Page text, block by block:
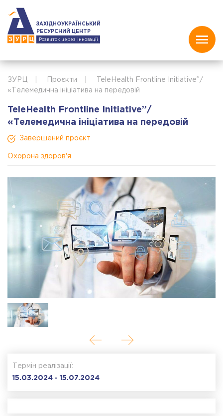
ЗАХІДНОУКРАЇНСЬКИЙ
РЕСУРСНИЙ ЦЕНТР
Розвиток через інновації
ЗУРЦ Проєкти
TeleHealth Frontline Initiative”/
«Телемедична ініціатива на передовій
TeleHealth Frontline Initiative”/
«Телемедична ініціатива на передовій
Завершений проєкт
Охорона здоров'я
Термін реалізації:
15.03.2024 - 15.07.2024